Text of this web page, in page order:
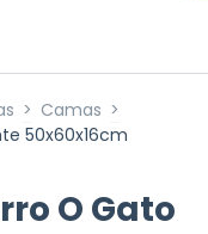
> Camas >
50x60x16cm
O Gato